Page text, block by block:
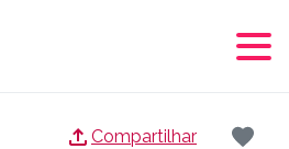
Compartilhar